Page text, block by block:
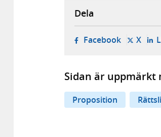
Dela
Facebook- öppnas i
X-
Sidan är
Proposition